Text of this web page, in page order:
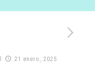
21 enero, 2025